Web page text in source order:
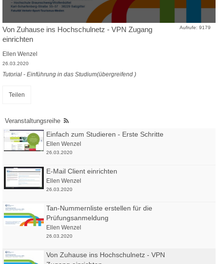
Aufrufe: 9179
Von Zuhause ins Hochschulnetz - VPN Zugang
einrichten
Ellen Wenzel
26.03.2020
Tutorial - Einführung in das Studium(übergreifend )
Teilen
Veranstaltungsreihe
Einfach zum Studieren - Erste Schritte
Ellen Wenzel
26.03.2020
E-Mail Client einrichten
Ellen Wenzel
26.03.2020
Tan-Nummernliste erstellen für die
Prüfungsanmeldung
Ellen Wenzel
26.03.2020
Von Zuhause ins Hochschulnetz - VPN